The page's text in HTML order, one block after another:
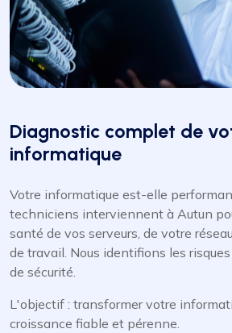
Diagnostic complet de
informatique
Votre informatique est-elle
techniciens interviennent à Autun
santé de vos serveurs, de votre
de travail. Nous identifions les
de sécurité.
L'objectif : transformer votre
croissance fiable et pérenne.